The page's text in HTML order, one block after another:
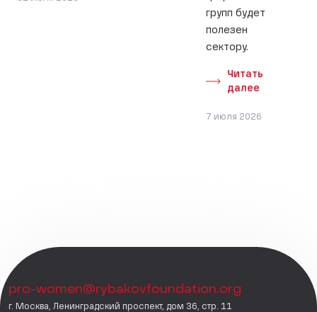
групп будет
полезен
сектору.
Читать
далее
7 июля 2026
pro-women@rybakovfoundation.org
г. Москва, Ленинградский проспект, дом 36, стр. 11